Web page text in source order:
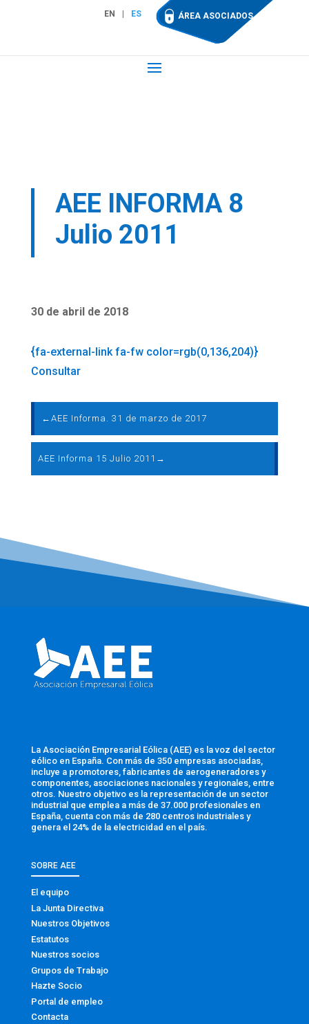
EN ES ÁREA ASOCIADOS
AEE INFORMA 8
Julio 2011
30 de abril de 2018
{fa-external-link fa-fw color=rgb(0,136,204)}
Consultar
← AEE Informa. 31 de marzo de 2017
AEE Informa 15 Julio 2011 →
La Asociación Empresarial Eólica (AEE) es la voz del sector
eólico en España. Con más de 350 empresas asociadas,
incluye a promotores, fabricantes de aerogeneradores y
componentes, asociaciones nacionales y regionales, entre
otros. Nuestro objetivo es la representación de un sector
industrial que emplea a más de 37.000 profesionales en
España, cuenta con más de 280 centros industriales y
genera el 24% de la electricidad en el país.
SOBRE AEE
El equipo
La Junta Directiva
Nuestros Objetivos
Estatutos
Nuestros socios
Grupos de Trabajo
Hazte Socio
Portal de empleo
Contacta